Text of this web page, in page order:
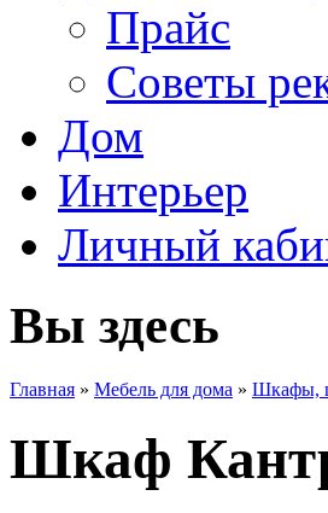
Прайс
Советы
Дом
Интерьер
Личный
Вы здесь
Главная » Мебель для дома » Шкафы,
Шкаф